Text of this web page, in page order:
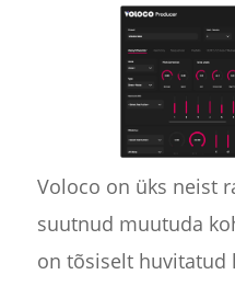
Voloco on üks neist
suutnud muutuda
on tõsiselt huvitatud